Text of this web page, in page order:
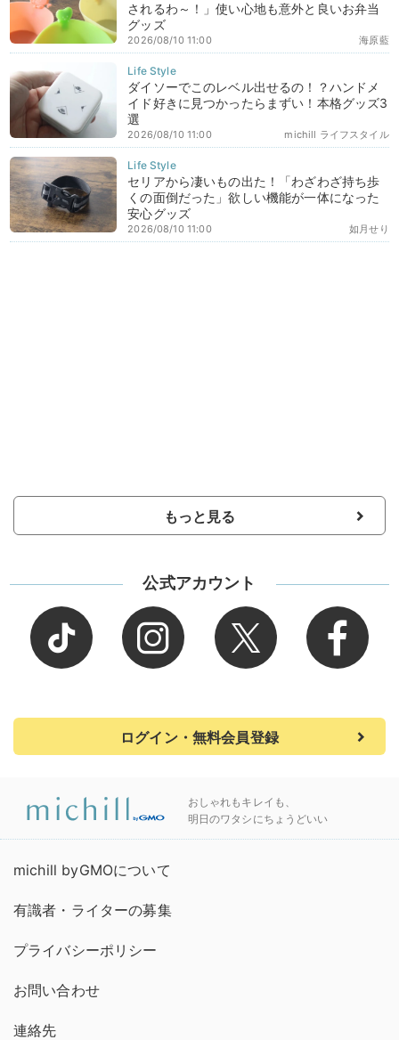
されるわ～！」使い心地も意外と良いお弁当
グッズ
海原藍
2026/08/10 11:00
ダイソーでこのレベル出せるの！？ハンドメ
イド好きに見つかったらまずい！本格グッズ3
選
michill ライフスタイル
2026/08/10 11:00
セリアから凄いもの出た！「わざわざ持ち歩
くの面倒だった」欲しい機能が一体になった
安心グッズ
如月せり
2026/08/10 11:00
もっと見る
公式アカウント
ログイン・無料会員登録
おしゃれもキレイも、
明日のワタシにちょうどいい
michill byGMOについて
有識者・ライターの募集
プライバシーポリシー
お問い合わせ
連絡先